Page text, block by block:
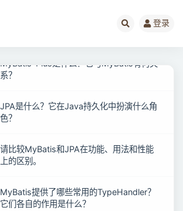
登录
请比较MyBatis的事务管理和Spring事务管
MyBatis-Plus是什么？它与MyBatis有何关
系？
JPA是什么？它在Java持久化中扮演什么角
色？
请比较MyBatis和JPA在功能、用法和性能
上的区别。
MyBatis提供了哪些常用的TypeHandler？
它们各自的作用是什么？